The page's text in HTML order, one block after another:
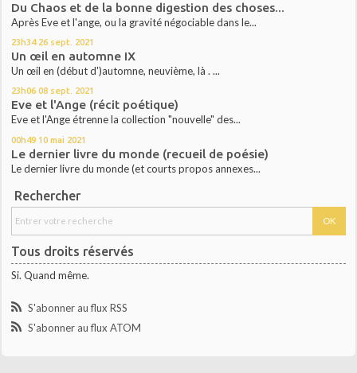
Du Chaos et de la bonne digestion des choses...
Après Eve et l'ange, ou la gravité négociable dans le...
23h34 26 sept. 2021
Un œil en automne IX
Un œil en (début d')automne, neuvième, là . ...
23h06 08 sept. 2021
Eve et l'Ange (récit poétique)
Eve et l'Ange étrenne la collection "nouvelle" des...
00h49 10 mai 2021
Le dernier livre du monde (recueil de poésie)
Le dernier livre du monde (et courts propos annexes...
Rechercher
Tous droits réservés
Si. Quand même.
S'abonner au flux RSS
S'abonner au flux ATOM